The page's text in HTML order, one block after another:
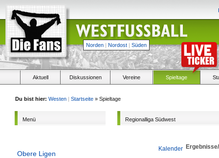
Norden | Nordost | Süden
Aktuell Diskussionen Vereine Spieltage
Du bist hier: Westen | Startseite » Spieltage
Menü
Obere Ligen
Regionalliga Südwest
Kalender